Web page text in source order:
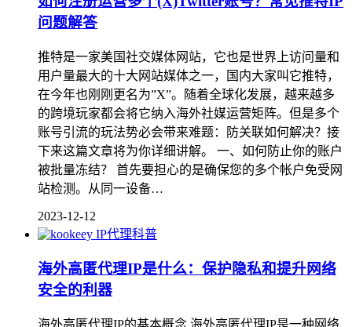
问题解答
推特是一家美国社交媒体网站，它也是世界上访问量和
用户量最大的十大网站媒体之一，国内大家叫它推特，
在今年也刚刚更名为”X”。随着全球化发展，越来越多
的跨境玩家都会将它纳入海外社媒运营矩阵。但是多个
账号引流的玩法势必会带来难题：防关联如何解决？接
下来这篇文章将为你详细讲解。 一、如何防止你的账户
被批量冻结？ 首先要担心的是确保您的多个帐户免受网
站检测。从同一设备…
2023-12-12
IP代理科普
海外高匿代理IP是什么：保护隐私和提升网络
安全的利器
海外高匿代理IP的基本概念 海外高匿代理IP是一种网络